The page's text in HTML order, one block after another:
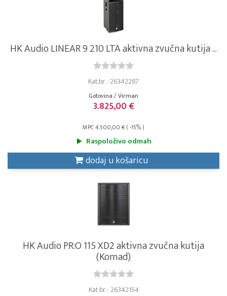
HK Audio LINEAR 9 210 LTA aktivna zvučna kutija ...
Kat.br. : 26342287
Gotovina / Virman
3.825,00 €
MPC 4.500,00 € ( -15% )
Raspoloživo odmah
dodaj u košaricu
HK Audio PR:O 115 XD2 aktivna zvučna kutija
(Komad)
Kat.br. : 26342154